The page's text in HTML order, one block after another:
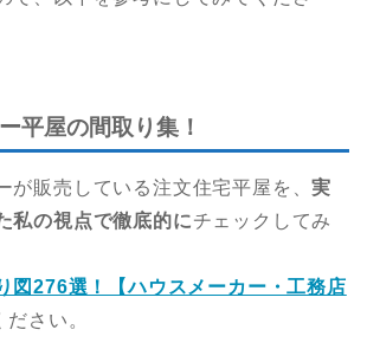
平屋の間取り集！
が販売している注文住宅平屋を、実
私の視点で徹底的にチェックしてみ
図276選！【ハウスメーカー・工務店
ださい。